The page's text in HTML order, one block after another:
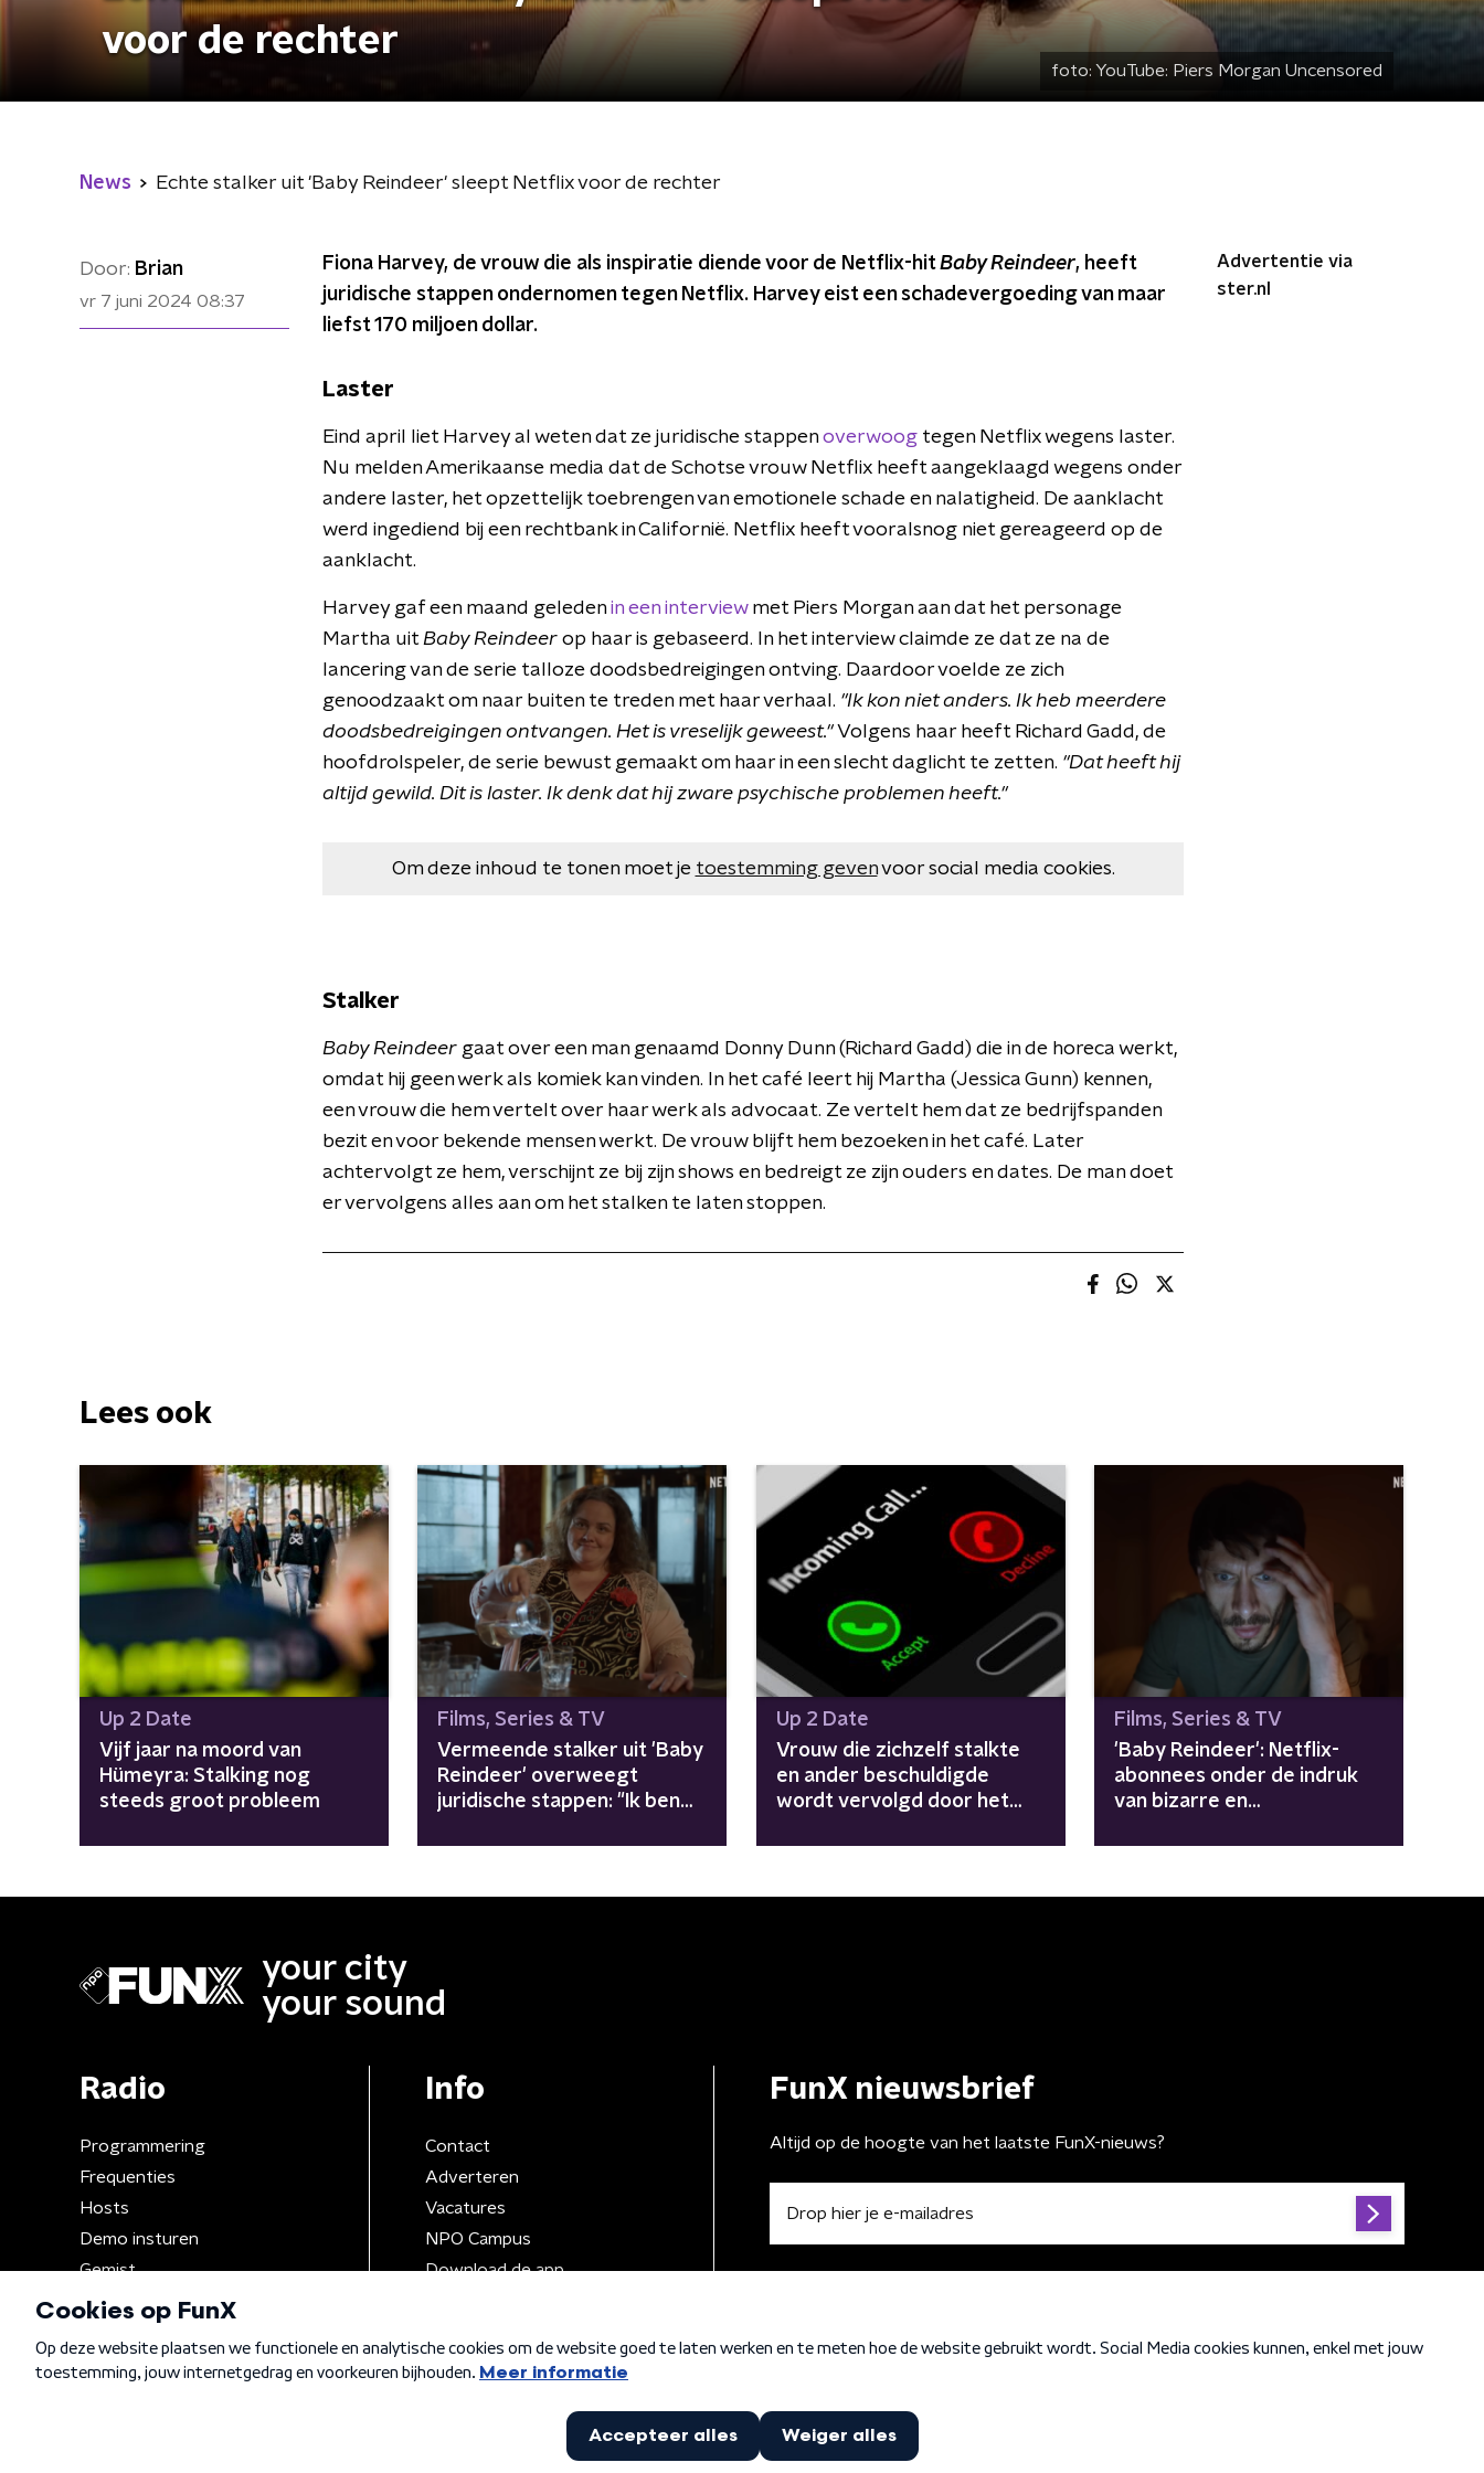
voor de rechter
foto: YouTube: Piers Morgan Uncensored
News Echte stalker uit 'Baby Reindeer' sleept Netflix voor de rechter
Door: Brian
vr 7 juni 2024 08:37
Fiona Harvey, de vrouw die als inspiratie diende voor de Netflix-hitBaby Reindeer, heeft
juridische stappen ondernomen tegen Netflix. Harvey eist een schadevergoeding van maar
liefst 170 miljoen dollar.
Laster
Eind april liet Harvey al weten dat ze juridische stappenoverwoog tegen Netflix wegens laster.
Nu melden Amerikaanse media dat de Schotse vrouw Netflix heeft aangeklaagd wegens onder
andere laster, het opzettelijk toebrengen van emotionele schade en nalatigheid. De aanklacht
werd ingediend bij een rechtbank in Californië. Netflix heeft vooralsnog niet gereageerd op de
aanklacht.
Harvey gaf een maand geledenin een interviewmet Piers Morgan aan dat het personage
Martha uit Baby Reindeer op haar is gebaseerd. In het interview claimde ze dat ze na de
lancering van de serie talloze doodsbedreigingen ontving. Daardoor voelde ze zich
genoodzaakt om naar buiten te treden met haar verhaal. "Ik kon niet anders. Ik heb meerdere
doodsbedreigingen ontvangen. Het is vreselijk geweest."Volgens haar heeft Richard Gadd, de
hoofdrolspeler, de serie bewust gemaakt om haar in een slecht daglicht te zetten. "Dat heeft hij
altijd gewild. Dit is laster. Ik denk dat hij zware psychische problemen heeft."
Om deze inhoud te tonen moet je toestemming gevenvoor social media cookies.
Stalker
Baby Reindeer gaat over een man genaamd Donny Dunn (Richard Gadd) die in de horeca werkt,
omdat hij geen werk als komiek kan vinden. In het café leert hij Martha (Jessica Gunn) kennen,
een vrouw die hem vertelt over haar werk als advocaat. Ze vertelt hem dat ze bedrijfspanden
bezit en voor bekende mensen werkt. De vrouw blijft hem bezoeken in het café. Later
achtervolgt ze hem, verschijnt ze bij zijn shows en bedreigt ze zijn ouders en dates. De man doet
er vervolgens alles aan om het stalken te laten stoppen.
Advertentie via
ster.nl
Lees ook
Up 2 Date
Vijf jaar na moord van
Hümeyra: Stalking nog
steeds groot probleem
Films, Series & TV
Vermeende stalker uit 'Baby
Reindeer' overweegt
juridische stappen: "Ik ben
Up 2 Date
Vrouw die zichzelf stalkte
en ander beschuldigde
wordt vervolgd door het
Films, Series & TV
'Baby Reindeer': Netflix-
abonnees onder de indruk
van bizarre en
your city
your sound
Radio
Programmering
Frequenties
Hosts
Demo insturen
Gemist
Info
Contact
Adverteren
Vacatures
NPO Campus
Download de app
FunX nieuwsbrief
Altijd op de hoogte van het laatste FunX-nieuws?
Algemene voorwaarden Privacybeleid